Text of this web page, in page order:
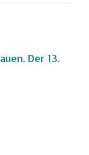
Der 13.